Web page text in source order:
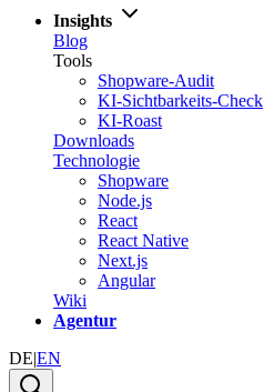
Insights
Blog
Tools
Shopware-Audit
KI-Sichtbarkeits-Check
KI-Roast
Downloads
Technologie
Shopware
Node.js
React
React Native
Next.js
Angular
Wiki
Agentur
DE|EN